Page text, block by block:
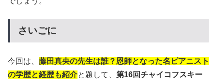
さいごに
今回は、 藤田真央の先生は誰？恩師となった名ピアニスト
の学歴と経歴も紹介と題して、 第16回チャイコフスキー